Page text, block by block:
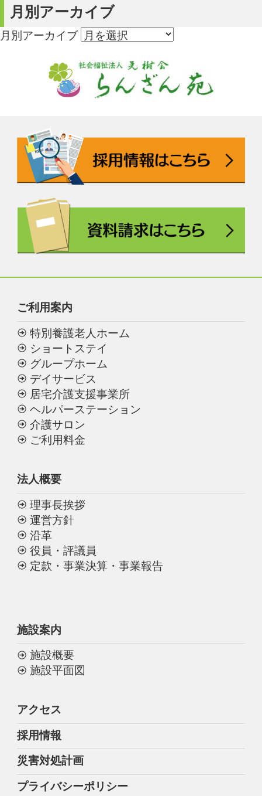
月別アーカイブ
月別アーカイブ
ご利用案内
特別養護老人ホーム
ショートステイ
グループホーム
デイサービス
居宅介護支援事業所
ヘルパーステーション
介護サロン
ご利用料金
法人概要
理事長挨拶
運営方針
沿革
役員・評議員
定款・事業決算・事業報告
施設案内
施設概要
施設平面図
アクセス
採用情報
災害対処計画
プライバシーポリシー